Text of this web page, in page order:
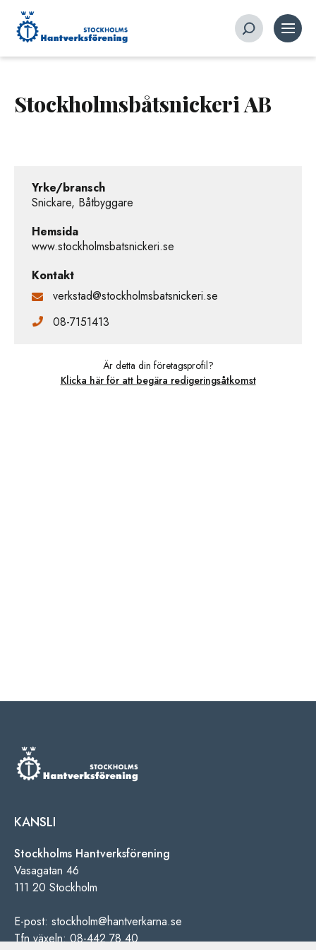
Stockholmsbåtsnickeri AB
Yrke/bransch
Snickare, Båtbyggare
Hemsida
www.stockholmsbatsnickeri.se
Kontakt
verkstad@stockholmsbatsnickeri.se
08-7151413
Är detta din företagsprofil?
Klicka här för att begära redigeringsåtkomst
KANSLI
Stockholms Hantverksförening
Vasagatan 46
111 20 Stockholm
E-post: stockholm@hantverkarna.se
Tfn växeln: 08-442 78 40